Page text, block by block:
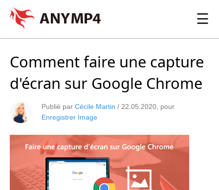
☰
Comment faire une capture
d'écran sur Google Chrome
Publié par Cécile Martin / 22.05.2020 , pour
Enregistrer Image